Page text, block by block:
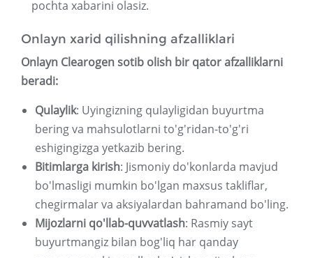
pochta xabarini olasiz.
Onlayn xarid qilishning afzalliklari
Onlayn Clearogen sotib olish bir qator afzalliklarni
beradi:
Qulaylik: Uyingizning qulayligidan buyurtma
bering va mahsulotlarni to'g'ridan-to'g'ri
eshigingizga yetkazib bering.
Bitimlarga kirish: Jismoniy do'konlarda mavjud
bo'lmasligi mumkin bo'lgan maxsus takliflar,
chegirmalar va aksiyalardan bahramand bo'ling.
Mijozlarni qo'llab-quvvatlash: Rasmiy sayt
buyurtmangiz bilan bog'liq har qanday